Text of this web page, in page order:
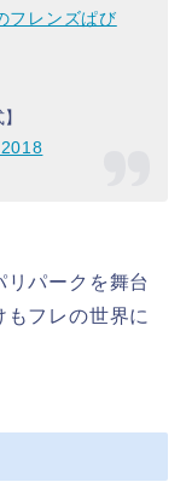
フレンズぱび
リパークを舞台
フレの世界に